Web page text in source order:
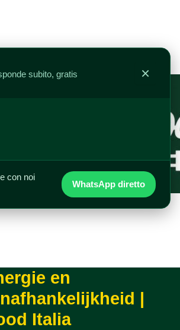
subito, gratis ×
con noi
WhatsApp diretto
en
|
Italia